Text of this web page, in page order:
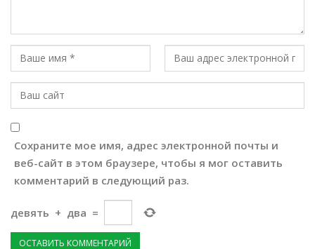
Сохраните мое имя, адрес электронной почты и
веб-сайт в этом браузере, чтобы я мог оставить
комментарий в следующий раз.
девять + два =